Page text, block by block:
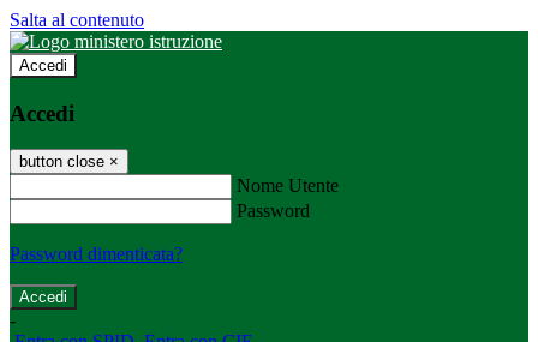
Salta al contenuto
Accedi
Accedi
button close ×
Nome Utente
Password
Password dimenticata?
-